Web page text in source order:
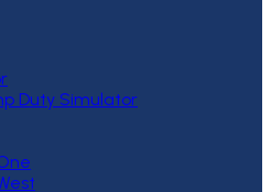
Duty Simulator